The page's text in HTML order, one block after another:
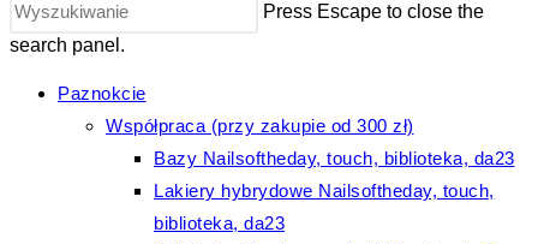
Press Escape to close the
search panel.
Paznokcie
Współpraca (przy zakupie od 300 zł)
Bazy Nailsoftheday, touch, biblioteka, da23
Lakiery hybrydowe Nailsoftheday, touch,
biblioteka, da23